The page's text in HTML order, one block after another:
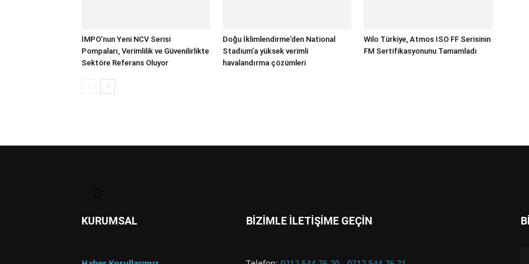
İMPO’nun Yeni NCV Serisi
Pompaları, Verimlilik ve Güvenilirlikte
Sektöre Referans Oluyor
Doğu İklimlendirme’den National
Stadium’a yüksek verimli
havalandırma çözümleri
Wilo Türkiye, Atmos ISO FF Serisinin
FM Sertifikasyonunu Tamamladı
KURUMSAL BİZİMLE İLETİŞİME GEÇİN